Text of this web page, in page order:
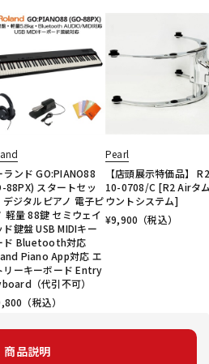
ランド GO:PIANO88
88PX) スタートセッ
デジタルピアノ 電子ピ
軽量 88鍵 セミウェイ
ド鍵盤 USB MIDIキー
ド Bluetooth対応
Piano App対応 エ
リーキーボード Entry
（代引不可）
（税込）
Pearl
【店頭展示特価品】
10-0708/C [R2 Airタ
ウントシステム]
¥9,900 （税込）
商品説明